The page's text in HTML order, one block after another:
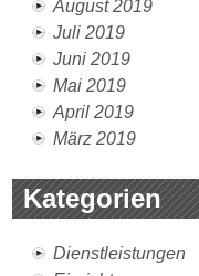
August 2019
Juli 2019
Juni 2019
Mai 2019
April 2019
März 2019
Kategorien
Dienstleistungen